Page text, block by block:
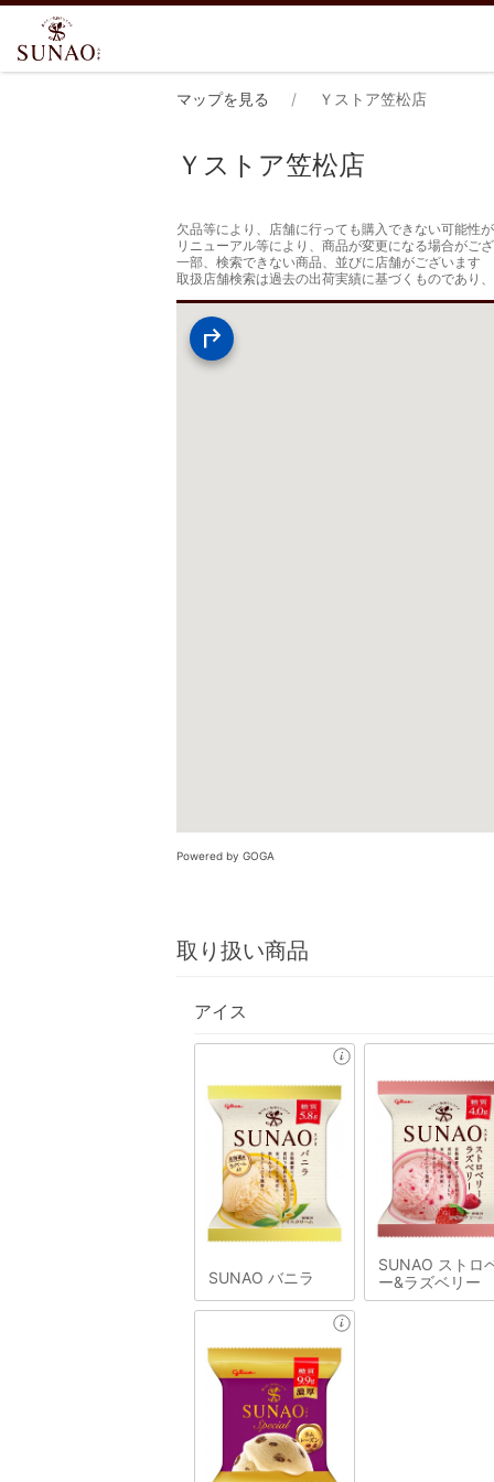
マップを見る Ｙストア笠松店
Ｙストア笠松店
欠品等により、店舗に行っても購入できない可能性
リニューアル等により、商品が変更になる場合がご
一部、検索できない商品、並びに店舗がございます
取扱店舗検索は過去の出荷実績に基づくものであり
Powered by GOGA
取り扱い商品
アイス
SUNAO バニラ
SUNAO ストロ
ー&ラズベリー